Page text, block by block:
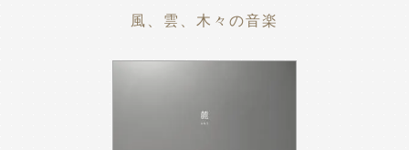
風、雲、木々の音楽